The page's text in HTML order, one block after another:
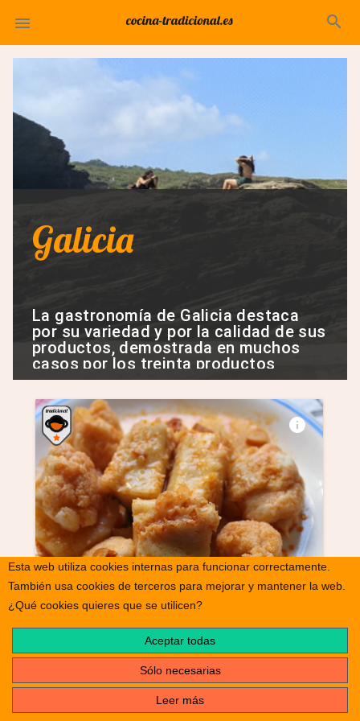
 search
Galicia
La gastronomía de Galicia destaca
por su variedad y por la calidad de sus
productos, demostrada en muchos
casos por los treinta productos
gallegos con Denominación de Origen,
algunos de ellos con Denominación de
Origen Protegida
Bacalao con coliflor a la gallega
info
Esta web utiliza cookies internas para funcionar correctamente.
También usa cookies de terceros para mejorar y mantener la web.
¿Qué cookies quieres que se utilicen?
Aceptar todas
Sólo necesarias
Leer más